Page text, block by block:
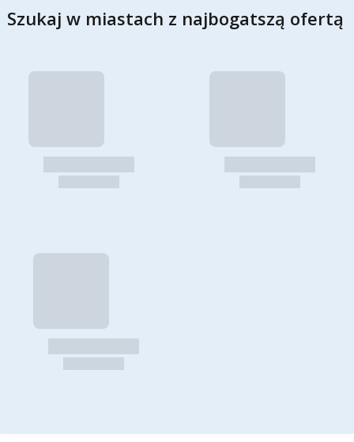
Szukaj w miastach z najbogatszą ofertą